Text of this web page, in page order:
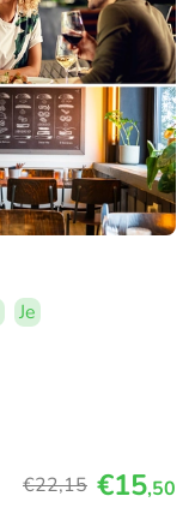
Je
€22,15 €15,50